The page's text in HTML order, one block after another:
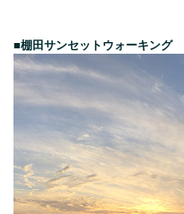
■棚田サンセットウォーキング